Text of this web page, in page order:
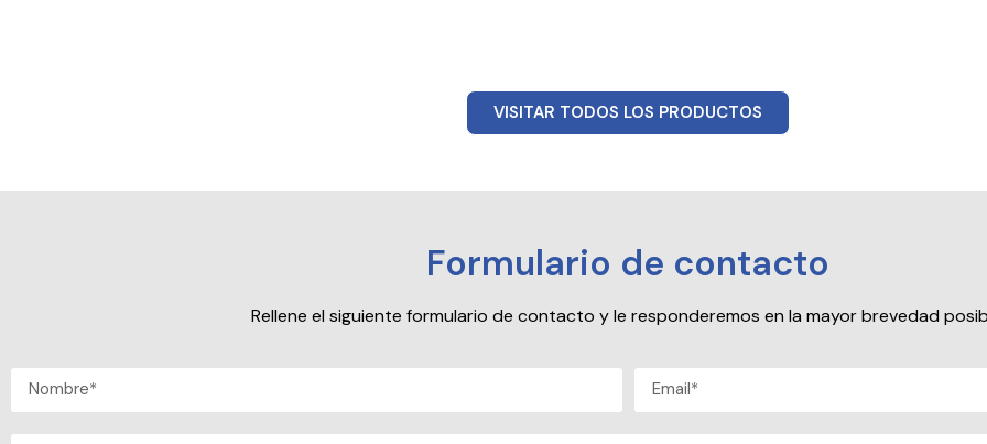
VISITAR TODOS LOS PRODUCTOS
Formulario de contacto
Rellene el siguiente formulario de contacto y le responderemos en la mayor brevedad